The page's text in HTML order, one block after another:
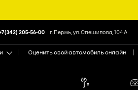
Оценить свой автомобиль онлайн
205-56-00 г. Пермь, ул. Спешилова, 104 А